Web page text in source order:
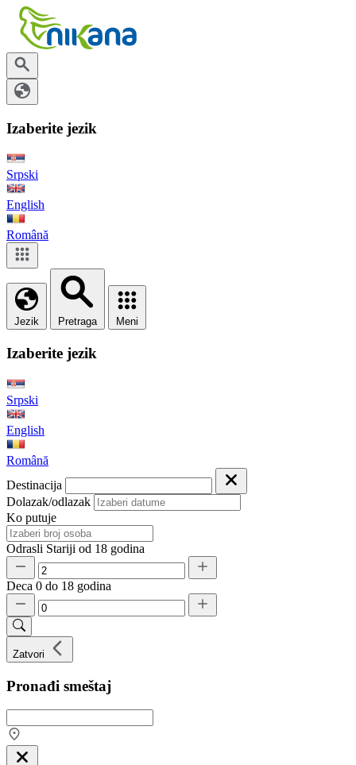
Izaberite jezik
Srpski
English
Română
Jezik Pretraga Meni
Izaberite jezik
Srpski
English
Română
Destinacija
Dolazak/odlazak
Ko putuje
Odrasli Stariji od 18 godina
Deca 0 do 18 godina
Zatvori
Pronađi smeštaj